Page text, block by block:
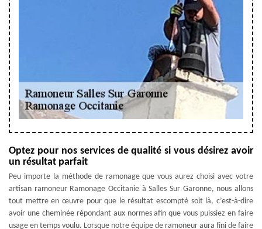
Optez pour nos services de qualité si vous désirez avoir
un résultat parfait
Peu importe la méthode de ramonage que vous aurez choisi avec votre
artisan ramoneur Ramonage Occitanie à Salles Sur Garonne, nous allons
tout mettre en œuvre pour que le résultat escompté soit là, c’est-à-dire
avoir une cheminée répondant aux normes afin que vous puissiez en faire
usage en temps voulu. Lorsque notre équipe de ramoneur aura fini de faire